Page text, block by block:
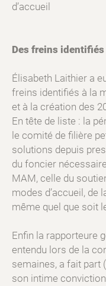
d’accueil
Des freins identifiés
Élisabeth Laithier a
freins identifiés à la
et à la création des
En tête de liste : la
le comité de filière
solutions depuis
du foncier
MAM, celle du
modes d’accueil, de
même quel que soit
Enfin la rapporteure
entendu lors de la
semaines, a fait part
son intime